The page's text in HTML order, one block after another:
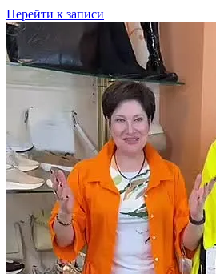
Перейти к записи